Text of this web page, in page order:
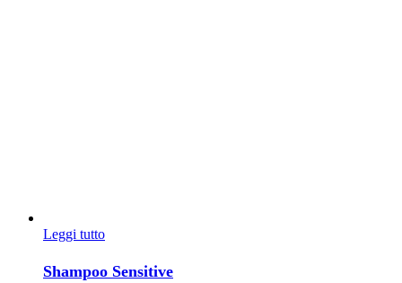
Leggi tutto
Shampoo Sensitive